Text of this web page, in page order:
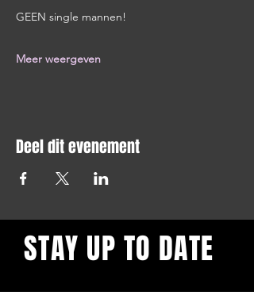
GEEN single mannen!
Meer weergeven
Deel dit evenement
Blijf op de hoogte en schrijf je
STAY UP TO DATE